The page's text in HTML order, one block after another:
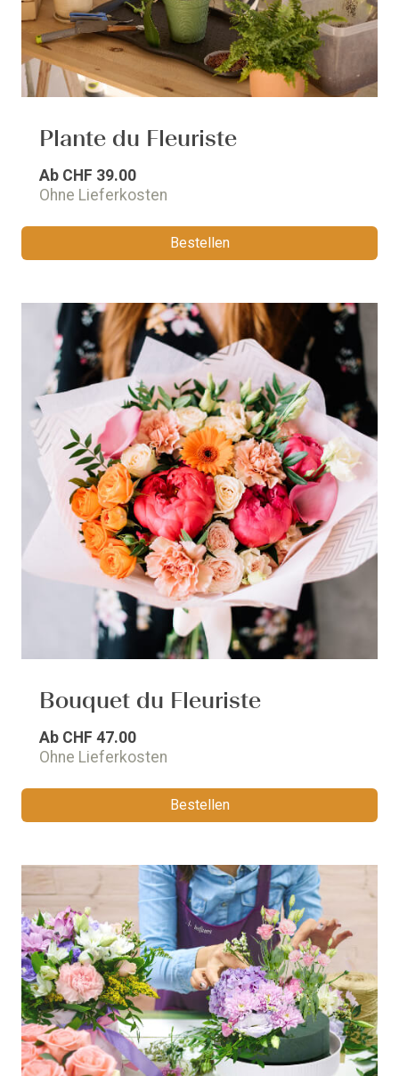
Plante du Fleuriste
Ab CHF 39.00
Ohne Lieferkosten
Bestellen
Bouquet du Fleuriste
Ab CHF 47.00
Ohne Lieferkosten
Bestellen